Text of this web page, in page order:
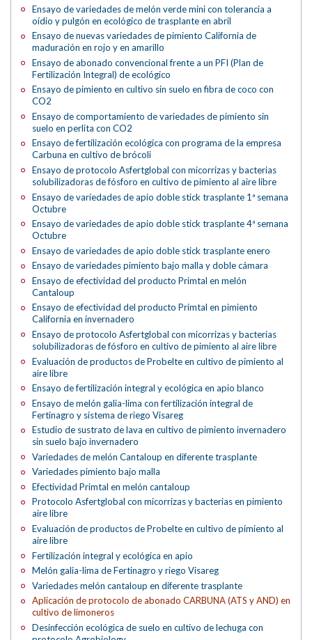
Ensayo de variedades de melón verde mini con tolerancia a
oídio y pulgón en ecológico de trasplante en abril
Ensayo de nuevas variedades de pimiento California de
maduración en rojo y en amarillo
Ensayo de abonado convencional frente a un PFI (Plan de
Fertilización Integral) de ecológico
Ensayo de pimiento en cultivo sin suelo en fibra de coco con
CO2
Ensayo de comportamiento de variedades de pimiento sin
suelo en perlita con CO2
Ensayo de fertilización ecológica con programa de la empresa
Carbuna en cultivo de brócoli
Ensayo de protocolo Asfertglobal con micorrizas y bacterias
solubilizadoras de fósforo en cultivo de pimiento al aire libre
Ensayo de variedades de apio doble stick trasplante 1ª semana
Octubre
Ensayo de variedades de apio doble stick trasplante 4ª semana
Octubre
Ensayo de variedades de apio doble stick trasplante enero
Ensayo de variedades pimiento bajo malla y doble cámara
Ensayo de efectividad del producto Primtal en melón
Cantaloup
Ensayo de efectividad del producto Primtal en pimiento
California en invernadero
Ensayo de protocolo Asfertglobal con micorrizas y bacterias
solubilizadoras de fósforo en cultivo de pimiento al aire libre
Evaluación de productos de Probelte en cultivo de pimiento al
aire libre
Ensayo de fertilización integral y ecológica en apio blanco
Ensayo de melón galia-lima con fertilización integral de
Fertinagro y sistema de riego Visareg
Estudio de sustrato de lava en cultivo de pimiento invernadero
sin suelo bajo invernadero
Variedades de melón Cantaloup en diferente trasplante
Variedades pimiento bajo malla
Efectividad Primtal en melón cantaloup
Protocolo Asfertglobal con micorrizas y bacterias en pimiento
aire libre
Evaluación de productos de Probelte en cultivo de pimiento al
aire libre
Fertilización integral y ecológica en apio
Melón galia-lima de Fertinagro y riego Visareg
Variedades melón cantaloup en diferente trasplante
Aplicación de protocolo de abonado CARBUNA (ATS y AND) en
cultivo de limoneros
Desinfección ecológica de suelo en cultivo de lechuga con